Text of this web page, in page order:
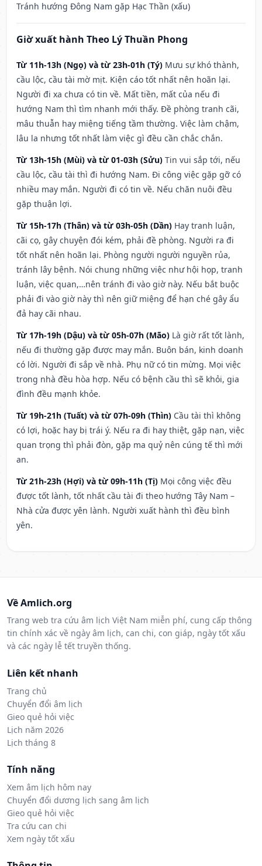
Tránh hướng Đông Nam gặp Hạc Thần (xấu)
Giờ xuất hành Theo Lý Thuần Phong
Từ 11h-13h (Ngọ) và từ 23h-01h (Tý) Mưu sự khó thành,
cầu lộc, cầu tài mờ mịt. Kiện cáo tốt nhất nên hoãn lại.
Người đi xa chưa có tin về. Mất tiền, mất của nếu đi
hướng Nam thì tìm nhanh mới thấy. Đề phòng tranh cãi,
mâu thuẫn hay miệng tiếng tầm thường. Việc làm chậm,
lâu la nhưng tốt nhất làm việc gì đều cần chắc chắn.
Từ 13h-15h (Mùi) và từ 01-03h (Sửu) Tin vui sắp tới, nếu
cầu lộc, cầu tài thì đi hướng Nam. Đi công việc gặp gỡ có
nhiều may mắn. Người đi có tin về. Nếu chăn nuôi đều
gặp thuận lợi.
Từ 15h-17h (Thân) và từ 03h-05h (Dần) Hay tranh luận,
cãi cọ, gây chuyện đói kém, phải đề phòng. Người ra đi
tốt nhất nên hoãn lại. Phòng người người nguyền rủa,
tránh lây bệnh. Nói chung những việc như hội họp, tranh
luận, việc quan,…nên tránh đi vào giờ này. Nếu bắt buộc
phải đi vào giờ này thì nên giữ miệng để hạn ché gây ẩu
đả hay cãi nhau.
Từ 17h-19h (Dậu) và từ 05h-07h (Mão) Là giờ rất tốt lành,
nếu đi thường gặp được may mắn. Buôn bán, kinh doanh
có lời. Người đi sắp về nhà. Phụ nữ có tin mừng. Mọi việc
trong nhà đều hòa hợp. Nếu có bệnh cầu thì sẽ khỏi, gia
đình đều mạnh khỏe.
Từ 19h-21h (Tuất) và từ 07h-09h (Thìn) Cầu tài thì không
có lợi, hoặc hay bị trái ý. Nếu ra đi hay thiệt, gặp nạn, việc
quan trọng thì phải đòn, gặp ma quỷ nên cúng tế thì mới
an.
Từ 21h-23h (Hợi) và từ 09h-11h (Tị) Mọi công việc đều
được tốt lành, tốt nhất cầu tài đi theo hướng Tây Nam –
Nhà cửa được yên lành. Người xuất hành thì đều bình
yên.
Về Amlich.org
Trang web tra cứu âm lịch Việt Nam miễn phí, cung cấp thông
tin chính xác về ngày âm lịch, can chi, con giáp, ngày tốt xấu
và các ngày lễ tết truyền thống.
Liên kết nhanh
Trang chủ
Chuyển đổi âm lịch
Gieo quẻ hỏi việc
Lịch năm 2026
Lịch tháng 8
Tính năng
Xem âm lịch hôm nay
Chuyển đổi dương lịch sang âm lịch
Gieo quẻ hỏi việc
Tra cứu can chi
Xem ngày tốt xấu